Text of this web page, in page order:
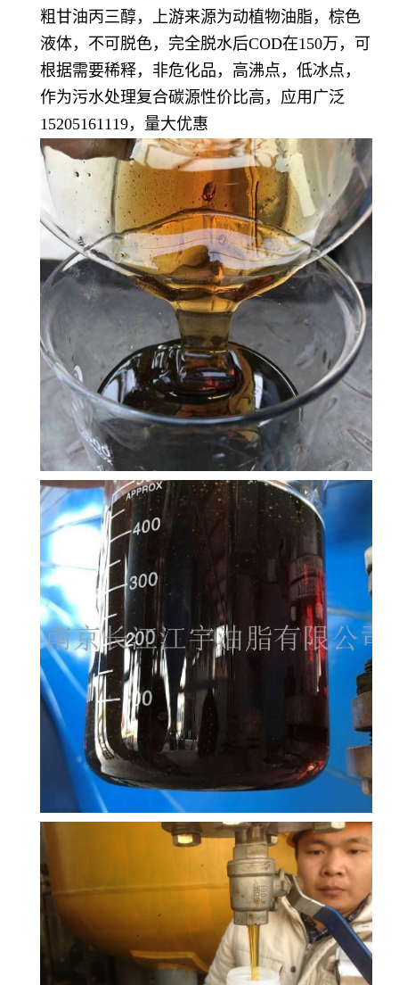
粗甘油丙三醇，上游来源为动植物油脂，棕色
液体，不可脱色，完全脱水后COD在150万，可
根据需要稀释，非危化品，高沸点，低冰点，
作为污水处理复合碳源性价比高，应用广泛
15205161119，量大优惠